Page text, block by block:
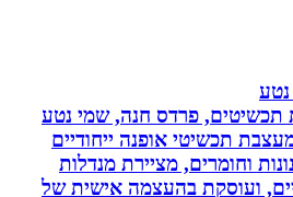
פרדס חנה, שמי נטע
תכשיטי אופנה ייחודיים
וחומרים, מציירת מנדלות
ועוסקת בהעצמה אישית של